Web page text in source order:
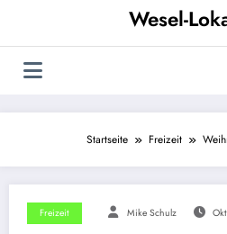
Wesel-
Startseite Freizeit
Freizeit Mike Schulz